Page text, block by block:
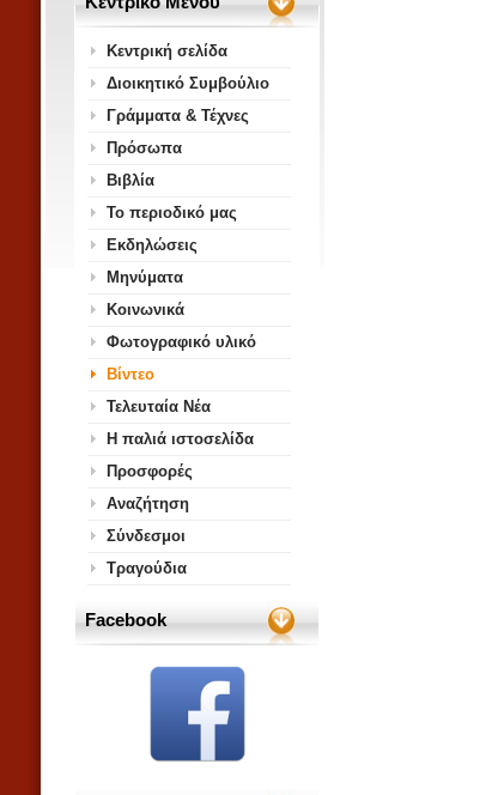
Κεντρική σελίδα
Διοικητικό Συμβούλιο
Γράμματα & Τέχνες
Πρόσωπα
Βιβλία
Το περιοδικό μας
Εκδηλώσεις
Μηνύματα
Κοινωνικά
Φωτογραφικό υλικό
Βίντεο
Τελευταία Νέα
Η παλιά ιστοσελίδα
Προσφορές
Αναζήτηση
Σύνδεσμοι
Τραγούδια
Facebook